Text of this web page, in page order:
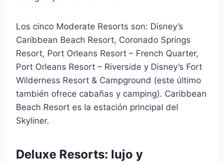
Los cinco Moderate Resorts son: Disney’s
Caribbean Beach Resort, Coronado Springs
Resort, Port Orleans Resort – French Quarter,
Port Orleans Resort – Riverside y Disney’s Fort
Wilderness Resort & Campground (este último
también ofrece cabañas y camping). Caribbean
Beach Resort es la estación principal del
Skyliner.
Deluxe Resorts: lujo y